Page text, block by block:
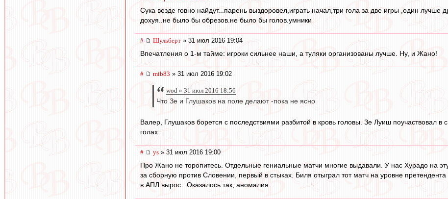
Сука везде говно найдут...парень выздоровел,играть начал,три гола за две игры ,один лучше
дохуя..не было бы обрезов.не было бы голов.умники
# Шульберт » 31 июл 2016 19:04
Впечатления о 1-м тайме: игроки сильнее наши, а туляки организованы лучше. Ну, и Жано!
# mib83 » 31 июл 2016 19:02
wod » 31 июл 2016 18:56
Что Зе и Глушаков на поле делают -пока не ясно
Валер, Глушаков борется с последствиями разбитой в кровь головы. Зе Луиш поучаствовал
голах
# ys » 31 июл 2016 19:00
Про Жано не торопитесь. Отдельные гениальные матчи многие выдавали. У нас Хурадо на
за сборную против Словении, первый в стыках. Биля отыграл тот матч на уровне
в АПЛ вырос.. Оказалось так, аномалия..